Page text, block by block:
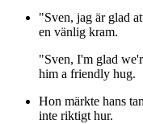
"Sven, jag är glad
en vänlig kram.
"Sven, I'm glad
him a friendly hug.
Hon märkte hans
inte riktigt hur.